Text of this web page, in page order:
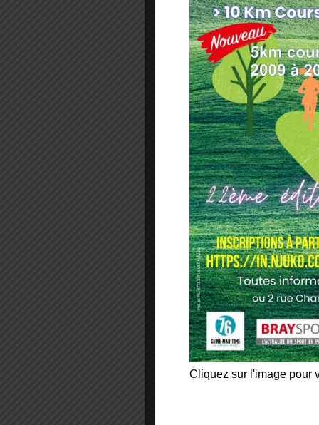
Cliquez sur l'image pour